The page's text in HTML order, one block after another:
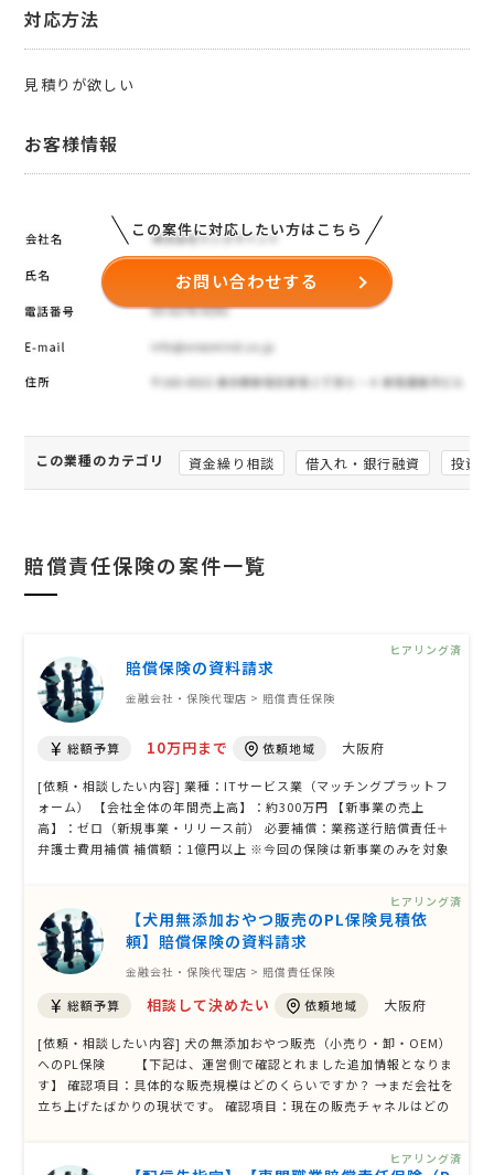
対応方法
見積りが欲しい
お客様情報
この案件に対応したい方はこちら
お問い合わせする
この業種のカテゴリ 資金繰り相談 借入れ・銀行融資 投資
賠償責任保険の案件一覧
賠償保険の資料請求
金融会社・保険代理店 > 賠償責任保険
総額予算 10万円まで 依頼地域 大阪府
[依頼・相談したい内容] 業種：ITサービス業（マッチングプラットフ
ォーム） 【会社全体の年間売上高】：約300万円 【新事業の売上
高】：ゼロ（新規事業・リリース前） 必要補償：業務遂行賠償責任＋
弁護士費用補償 補償額：1億円以上 ※今回の保険は新事業のみを対象
面で活動中の対人・対 …
ヒアリング済
【犬用無添加おやつ販売のPL保険見積依
頼】賠償保険の資料請求
金融会社・保険代理店 > 賠償責任保険
総額予算 相談して決めたい 依頼地域 大阪府
[依頼・相談したい内容] 犬の無添加おやつ販売（小売り・卸・OEM）
へのPL保険 【下記は、運営側で確認とれました追加情報となりま
す】 確認項目：具体的な販売規模はどのくらいですか？ →まだ会社を
立ち上げたばかりの現状です。 確認項目：現在の販売チャネルはどの
範囲の希望はあり …
ヒアリング済
ヒアリング済